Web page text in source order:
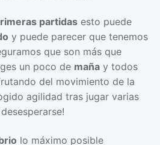
partidas esto puede
y puede parecer que tenemos
que son más que
un poco de maña y todos
del movimiento de la
agilidad tras jugar varias
lo máximo posible